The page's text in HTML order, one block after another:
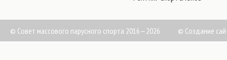
© Совет массового парусного спорта 2016—2026 © Создание